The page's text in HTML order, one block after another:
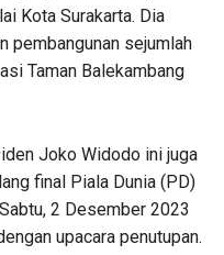
Kota Surakarta. Dia
pembangunan sejumlah
Taman Balekambang
Joko Widodo ini juga
final Piala Dunia (PD)
2 Desember 2023
upacara penutupan.